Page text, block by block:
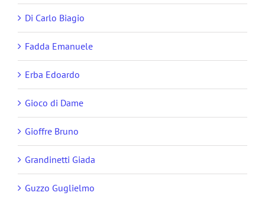
Di Carlo Biagio
Fadda Emanuele
Erba Edoardo
Gioco di Dame
Gioffre Bruno
Grandinetti Giada
Guzzo Guglielmo